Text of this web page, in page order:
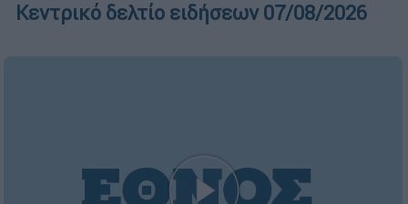
Κεντρικό δελτίο ειδήσεων 07/08/2026